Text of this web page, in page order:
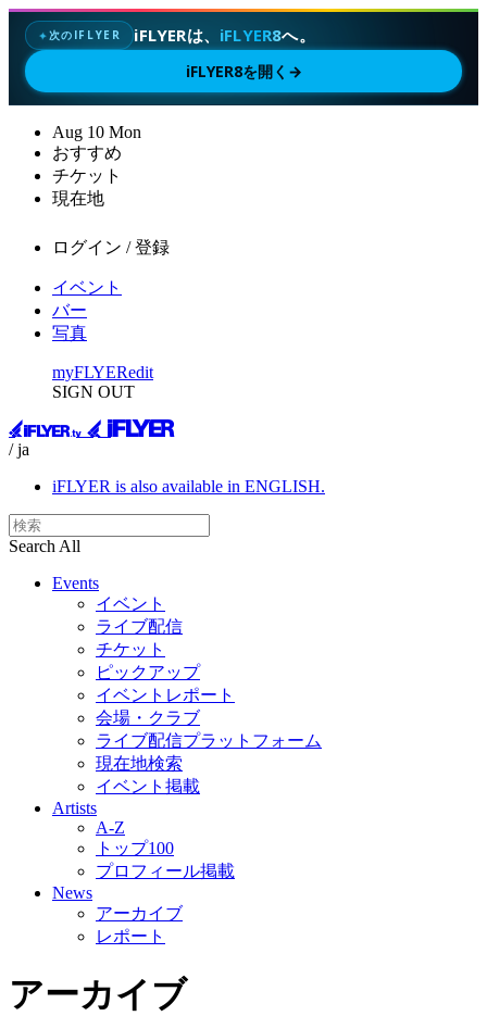
✦次のIFLYER iFLYERは、 iFLYER8へ。
iFLYER8を開く →
Aug 10 Mon
おすすめ
チケット
現在地
ログイン / 登録
イベント
バー
写真
myFLYERedit
SIGN OUT
/ ja
iFLYER is also available in ENGLISH.
Search All
Events
イベント
ライブ配信
チケット
ピックアップ
イベントレポート
会場・クラブ
ライブ配信プラットフォーム
現在地検索
イベント掲載
Artists
A-Z
トップ100
プロフィール掲載
News
アーカイブ
レポート
アーカイブ